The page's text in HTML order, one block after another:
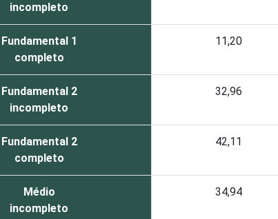
incompleto
Fundamental 1
completo
11,20
Fundamental 2
incompleto
32,96
Fundamental 2
completo
42,11
Médio
incompleto
34,94